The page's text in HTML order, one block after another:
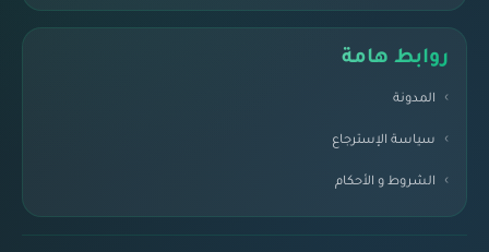
روابط هامة
المدونة
سياسة الإسترجاع
الشروط و الأحكام